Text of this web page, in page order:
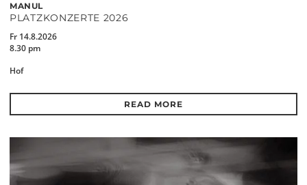
MANUL
PLATZKONZERTE 2026
Fr 14.8.2026
8.30 pm
Hof
READ MORE